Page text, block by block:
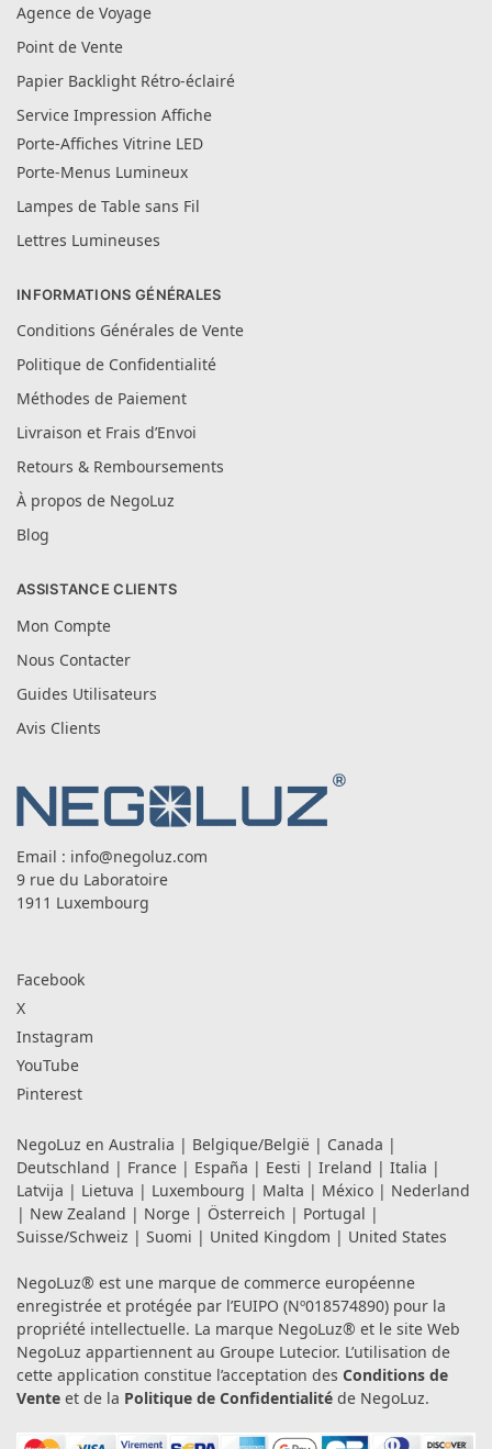
Agence de Voyage
Point de Vente
Papier Backlight Rétro-éclairé
Service Impression Affiche
Porte-Affiches Vitrine LED
Porte-Menus Lumineux
Lampes de Table sans Fil
Lettres Lumineuses
INFORMATIONS GÉNÉRALES
Conditions Générales de Vente
Politique de Confidentialité
Méthodes de Paiement
Livraison et Frais d’Envoi
Retours & Remboursements
À propos de NegoLuz
Blog
ASSISTANCE CLIENTS
Mon Compte
Nous Contacter
Guides Utilisateurs
Avis Clients
Email : info@negoluz.com
9 rue du Laboratoire
1911 Luxembourg
Facebook
X
Instagram
YouTube
Pinterest
NegoLuz en Australia | Belgique/België | Canada |
Deutschland | France | España | Eesti | Ireland | Italia |
Latvija | Lietuva | Luxembourg | Malta | México | Nederland
| New Zealand | Norge | Österreich | Portugal |
Suisse/Schweiz | Suomi | United Kingdom | United States
NegoLuz® est une marque de commerce européenne
enregistrée et protégée par l’EUIPO (Nº018574890) pour la
propriété intellectuelle. La marque NegoLuz® et le site Web
NegoLuz appartiennent au Groupe Lutecior. L’utilisation de
cette application constitue l’acceptation des Conditions de
Vente et de la Politique de Confidentialité de NegoLuz.